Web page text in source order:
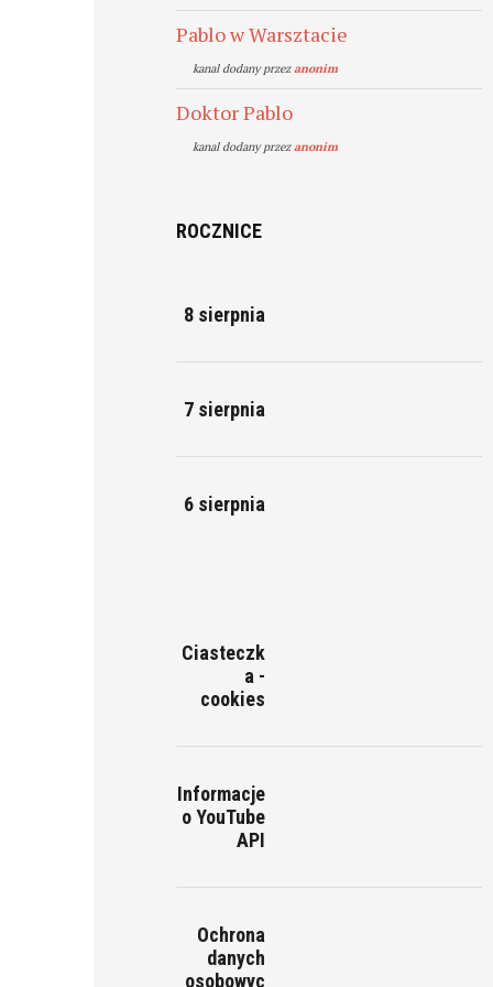
Pablo w Warsztacie
kanal dodany przezanonim
Doktor Pablo
kanal dodany przezanonim
ROCZNICE
8 sierpnia
7 sierpnia
6 sierpnia
Ciasteczk
a -
cookies
Informacje
o YouTube
API
Ochrona
danych
osobowyc